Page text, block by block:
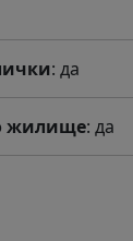
: да
жилище: да